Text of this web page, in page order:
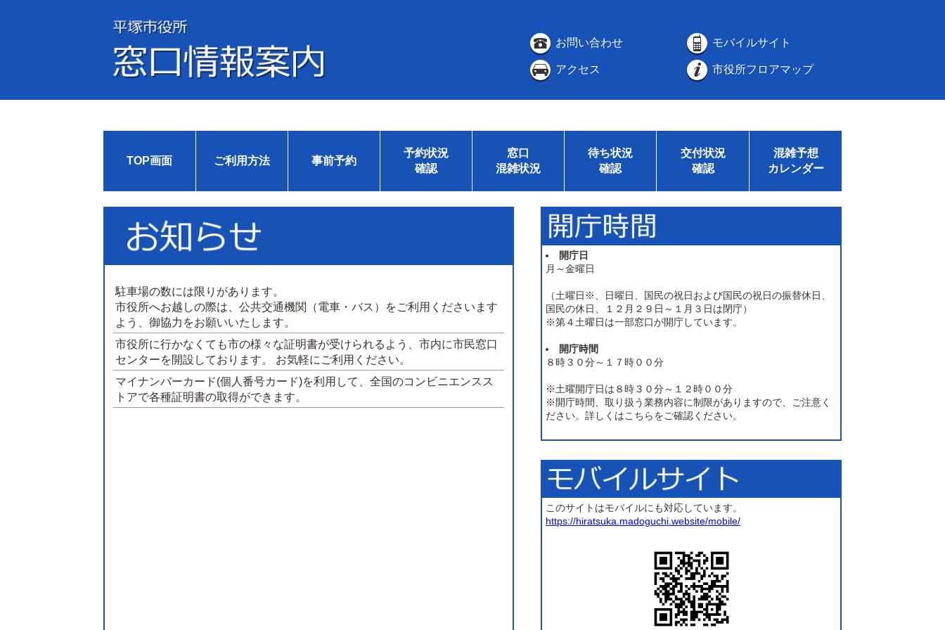
お問い合わせ モバイルサイト
アクセス 市役所フロアマップ
TOP画面 ご利用方法 事前予約
予約状況
確認
窓口
混雑状況
待ち状況
確認
交付状況
確認
混雑予想
カレンダー
駐車場の数には限りがあります。
市役所へお越しの際は、公共交通機関（電車・バス）をご利用くださいます
よう、御協力をお願いいたします。
市役所に行かなくても市の様々な証明書が受けられるよう、市内に市民窓口
センターを開設しております。 お気軽にご利用ください。
マイナンバーカード(個人番号カード)を利用して、全国のコンビニエンスス
トアで各種証明書の取得ができます。
開庁日
月～金曜日
（土曜日※、日曜日、国民の祝日および国民の祝日の振替休日、
国民の休日、１２月２９日～１月３日は閉庁）
※第４土曜日は一部窓口が開庁しています。
開庁時間
８時３０分～１７時００分
※土曜開庁日は８時３０分～１２時００分
※開庁時間、取り扱う業務内容に制限がありますので、ご注意く
ださい。詳しくはこちらをご確認ください。
このサイトはモバイルにも対応しています。
https://hiratsuka.madoguchi.website/mobile/